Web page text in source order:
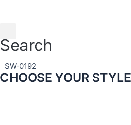
Search
SW-0192
CHOOSE YOUR STYLE